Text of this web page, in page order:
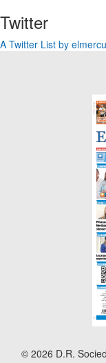
Twitter
A Twitter List by
© 2026 D.R.